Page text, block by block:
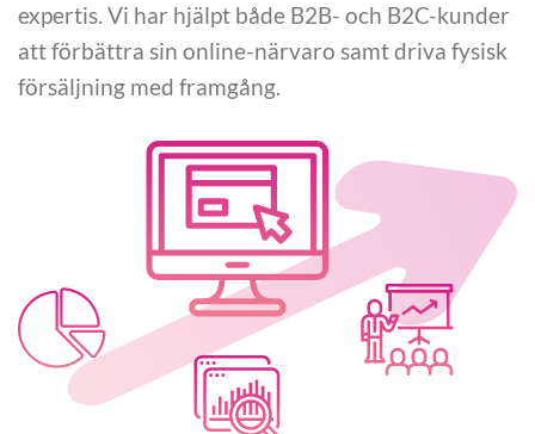
expertis. Vi har hjälpt både B2B- och B2C-kunder
att förbättra sin online-närvaro samt driva fysisk
försäljning med framgång.